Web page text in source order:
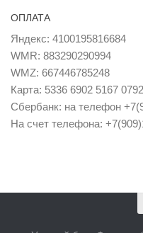
ОПЛАТА
Яндекс: 4100195816684
WMR: 883290290994
WMZ: 667446785248
Карта: 5336 6902 5167
Сбербанк: на телефон
На счет телефона: